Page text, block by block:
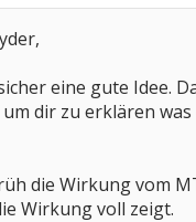
eine gute Idee.
dir zu erklären
die Wirkung vom
Wirkung voll zeigt.